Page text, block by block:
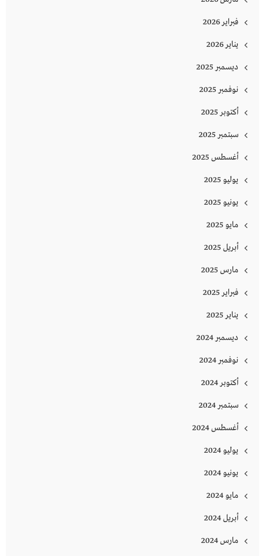
فبراير 2026
يناير 2026
ديسمبر 2025
نوفمبر 2025
أكتوبر 2025
سبتمبر 2025
أغسطس 2025
يوليو 2025
يونيو 2025
مايو 2025
أبريل 2025
مارس 2025
فبراير 2025
يناير 2025
ديسمبر 2024
نوفمبر 2024
أكتوبر 2024
سبتمبر 2024
أغسطس 2024
يوليو 2024
يونيو 2024
مايو 2024
أبريل 2024
مارس 2024